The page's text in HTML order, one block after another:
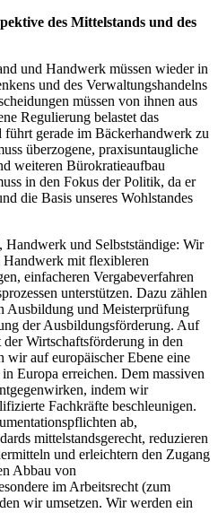
des Mittelstands und des
und Handwerk müssen wieder in
und des Verwaltungshandelns
müssen von ihnen aus
Regulierung belastet das
gerade im Bäckerhandwerk zu
überzogene, praxisuntaugliche
weiteren Bürokratieaufbau
in den Fokus der Politik, da er
die Basis unseres Wohlstandes
Handwerk und Selbstständige: Wir
mit flexibleren
einfacheren Vergabeverfahren
unterstützen. Dazu zählen
Ausbildung und Meisterprüfung
der Ausbildungsförderung. Auf
Wirtschaftsförderung in den
auf europäischer Ebene eine
Europa erreichen. Dem massiven
indem wir
Fachkräfte beschleunigen.
ab,
mittelstandsgerecht, reduzieren
und erleichtern den Zugang
Abbau von
im Arbeitsrecht (zum
wir umsetzen. Wir werden ein